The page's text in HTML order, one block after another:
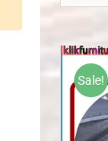
Sale!